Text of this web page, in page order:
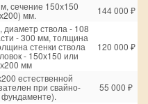
сечение 150х150
мм. 144 000 ₽
диаметр ствола - 108
- 300 мм, толщина
стенки ствола
- 150х150 или
мм
120 000 ₽
естественной
при свайно- 55 000 ₽